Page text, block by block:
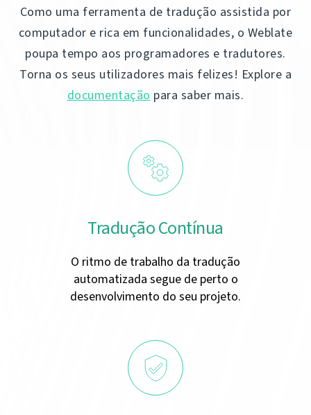
Como uma ferramenta de tradução assistida por
computador e rica em funcionalidades, o Weblate
poupa tempo aos programadores e tradutores.
Torna os seus utilizadores mais felizes! Explore a
documentação para saber mais.
Tradução Contínua
O ritmo de trabalho da tradução
automatizada segue de perto o
desenvolvimento do seu projeto.